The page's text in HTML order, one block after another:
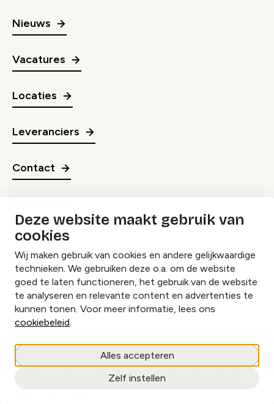
Deze website maakt gebruik van
cookies
Wij maken gebruik van cookies en andere gelijkwaardige
technieken. We gebruiken deze o.a. om de website
goed te laten functioneren, het gebruik van de website
te analyseren en relevante content en advertenties te
kunnen tonen. Voor meer informatie, lees ons
cookiebeleid.
Alles accepteren
Zelf instellen
Nieuws
Vacatures
Locaties
Leveranciers
Contact
Schrijf je in voor onze nieuwsbrief
groep
E-
mailadres
Ontdek de wereld achter de schermen